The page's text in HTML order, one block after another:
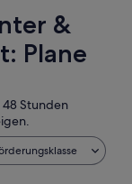
&
Plane
Stunden